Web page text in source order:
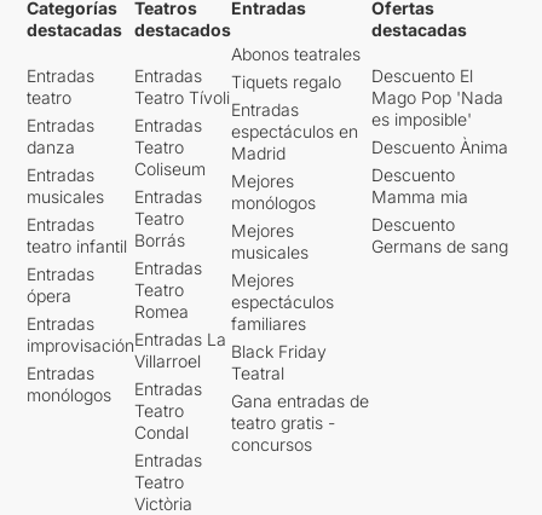
Categorías
destacadas
Entradas
teatro
Entradas
danza
Entradas
musicales
Entradas
teatro infantil
Entradas
ópera
Entradas
improvisación
Entradas
monólogos
Teatros
destacados
Entradas
Teatro Tívoli
Entradas
Teatro
Coliseum
Entradas
Teatro
Borrás
Entradas
Teatro
Romea
Entradas La
Villarroel
Entradas
Teatro
Condal
Entradas
Teatro
Victòria
Entradas
Abonos teatrales
Tiquets regalo
Entradas
espectáculos en
Madrid
Mejores
monólogos
Mejores
musicales
Mejores
espectáculos
familiares
Black Friday
Teatral
Gana entradas de
teatro gratis -
concursos
Ofertas
destacadas
Descuento El
Mago Pop 'Nada
es imposible'
Descuento Ànima
Descuento
Mamma mia
Descuento
Germans de sang